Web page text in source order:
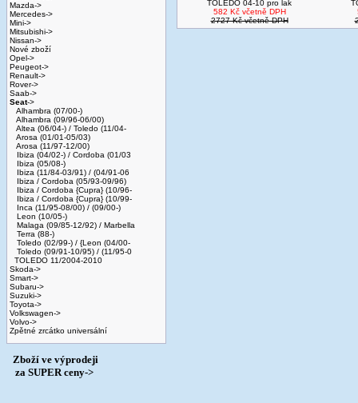
Mazda->
Mercedes->
Mini->
Mitsubishi->
Nissan->
Nové zboží
Opel->
Peugeot->
Renault->
Rover->
Saab->
Seat->
Alhambra (07/00-)
Alhambra (09/96-06/00)
Altea (06/04-) / Toledo (11/04-
Arosa (01/01-05/03)
Arosa (11/97-12/00)
Ibiza (04/02-) / Cordoba (01/03
Ibiza (05/08-)
Ibiza (11/84-03/91) / (04/91-06
Ibiza / Cordoba (05/93-09/96)
Ibiza / Cordoba {Cupra} (10/96-
Ibiza / Cordoba {Cupra} (10/99-
Inca (11/95-08/00) / (09/00-)
Leon (10/05-)
Malaga (09/85-12/92) / Marbella
Terra (88-)
Toledo (02/99-) / {Leon (04/00-
Toledo (09/91-10/95) / (11/95-0
TOLEDO 11/2004-2010
Skoda->
Smart->
Subaru->
Suzuki->
Toyota->
Volkswagen->
Volvo->
Zpětné zrcátko universální
Zboží ve výprodeji
­ za SUPER ceny->
TOLEDO 04-10 pro lak
582 Kč včetně DPH
2727 Kč včetně DPH